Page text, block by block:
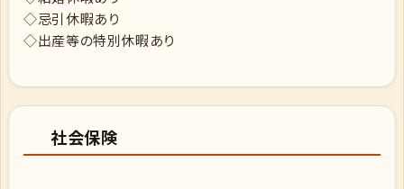
◇忌引休暇あり
◇出産等の特別休暇あり
社会保険